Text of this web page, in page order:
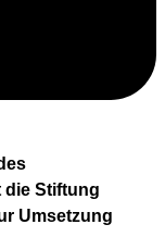
die Stiftung
Umsetzung